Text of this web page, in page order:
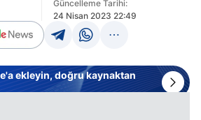
Güncelleme Tarihi:
24 Nisan 2023 22:49
ekleyin, doğru kaynaktan